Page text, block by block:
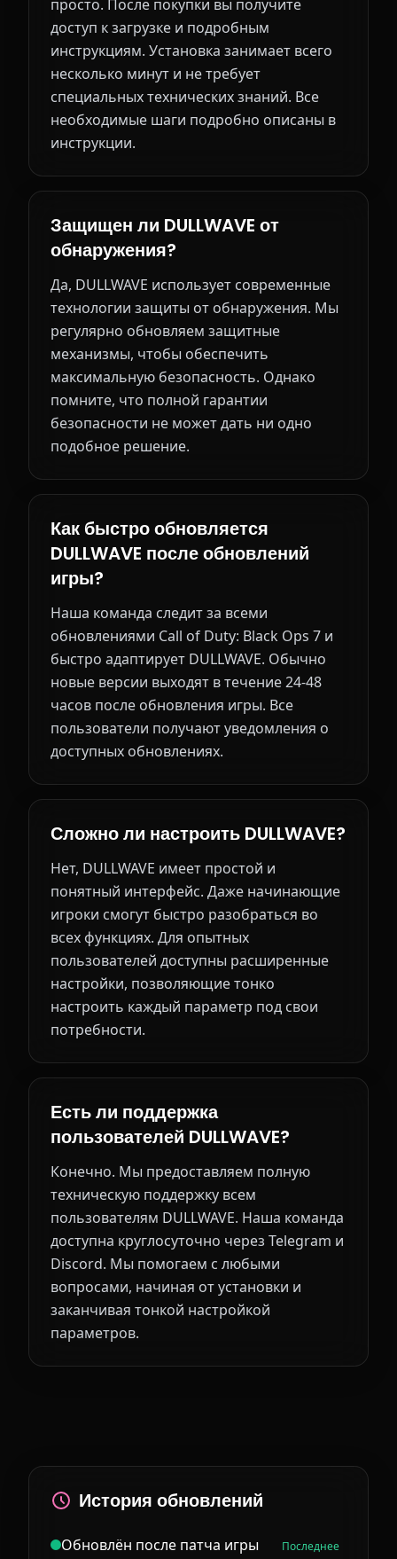
просто. После покупки вы получите
доступ к загрузке и подробным
инструкциям. Установка занимает всего
несколько минут и не требует
специальных технических знаний. Все
необходимые шаги подробно описаны в
инструкции.
Защищен ли DULLWAVE от
обнаружения?
Да, DULLWAVE использует современные
технологии защиты от обнаружения. Мы
регулярно обновляем защитные
механизмы, чтобы обеспечить
максимальную безопасность. Однако
помните, что полной гарантии
безопасности не может дать ни одно
подобное решение.
Как быстро обновляется
DULLWAVE после обновлений
игры?
Наша команда следит за всеми
обновлениями Call of Duty: Black Ops 7 и
быстро адаптирует DULLWAVE. Обычно
новые версии выходят в течение 24-48
часов после обновления игры. Все
пользователи получают уведомления о
доступных обновлениях.
Сложно ли настроить DULLWAVE?
Нет, DULLWAVE имеет простой и
понятный интерфейс. Даже начинающие
игроки смогут быстро разобраться во
всех функциях. Для опытных
пользователей доступны расширенные
настройки, позволяющие тонко
настроить каждый параметр под свои
потребности.
Есть ли поддержка
пользователей DULLWAVE?
Конечно. Мы предоставляем полную
техническую поддержку всем
пользователям DULLWAVE. Наша команда
доступна круглосуточно через Telegram и
Discord. Мы помогаем с любыми
вопросами, начиная от установки и
заканчивая тонкой настройкой
параметров.
История обновлений
Обновлён после патча игры Последнее